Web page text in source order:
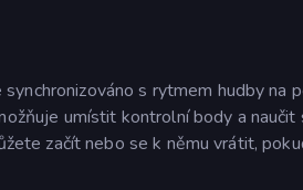
s rytmem hudby na
umístit kontrolní body a naučit
začít nebo se k němu vrátit,